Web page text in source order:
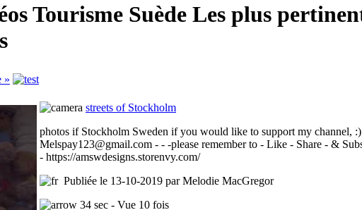
Tourisme Suède Les plus
»
streets of Stockholm
photos if Stockholm Sweden if you would like to support my channel,
Melspay123@gmail.com - - -please remember to - Like - Share - &
- https://amswdesigns.storenvy.com/
Publiée le 13-10-2019 par Melodie MacGregor
34 sec - Vue 10 fois